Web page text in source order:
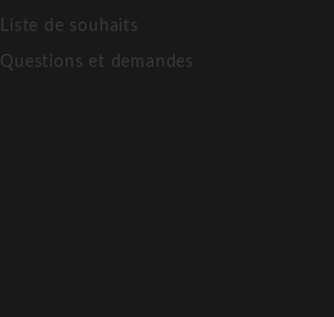
Liste de souhaits
Questions et demandes